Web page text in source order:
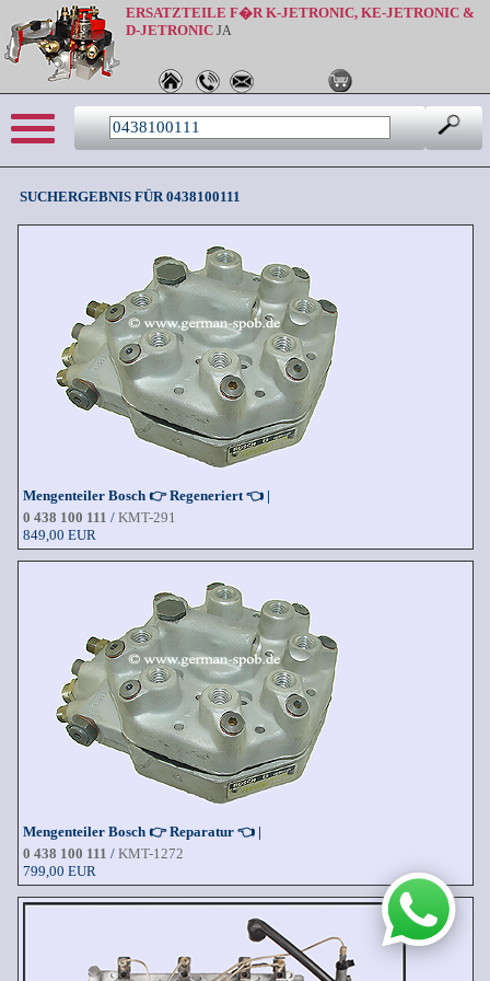
ERSATZTEILE F�R K-JETRONIC, KE-JETRONIC &
D-JETRONIC JA
SUCHERGEBNIS FÜR 0438100111
Mengenteiler Bosch 👉 Regeneriert 👈 |
0 438 100 111 / KMT-291
849,00 EUR
Mengenteiler Bosch 👉 Reparatur 👈 |
0 438 100 111 / KMT-1272
799,00 EUR
Sprache: de